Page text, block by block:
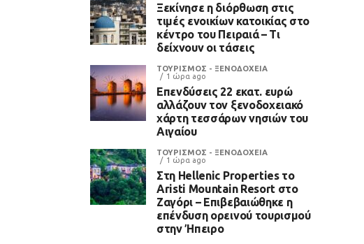
Ξεκίνησε η διόρθωση στις
τιμές ενοικίων κατοικίας στο
κέντρο του Πειραιά – Τι
δείχνουν οι τάσεις
ΤΟΥΡΙΣΜΟΣ - ΞΕΝΟΔΟΧΕΙΑ
1 ώρα ago
Επενδύσεις 22 εκατ. ευρώ
αλλάζουν τον ξενοδοχειακό
χάρτη τεσσάρων νησιών του
Αιγαίου
ΤΟΥΡΙΣΜΟΣ - ΞΕΝΟΔΟΧΕΙΑ
1 ώρα ago
Στη Hellenic Properties το
Aristi Mountain Resort στο
Ζαγόρι – Επιβεβαιώθηκε η
επένδυση ορεινού τουρισμού
στην Ήπειρο